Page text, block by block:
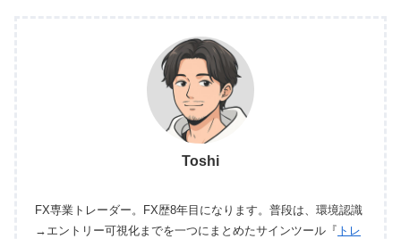
Toshi
FX専業トレーダー。FX歴8年目になります。普段は、環境認識
→エントリー可視化までを一つにまとめたサインツール『 トレ